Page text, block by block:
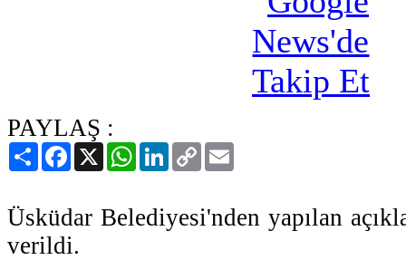
PAYLAŞ :
PaylaşFacebook
X WhatsAppLinkedIn
Copy
Link
Üsküdar Belediyesi'nden yapılan
verildi.